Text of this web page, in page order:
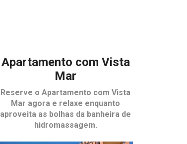
Apartamento com Vista
Mar
Reserve oApartamento com Vista
Mar agora e relaxe enquanto
aproveita as bolhas da banheira de
hidromassagem.